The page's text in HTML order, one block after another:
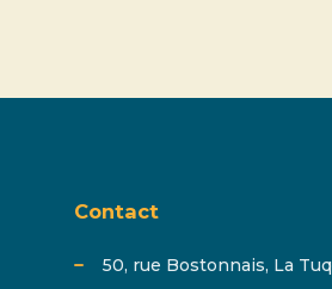
Contact
50, rue Bostonnais, La